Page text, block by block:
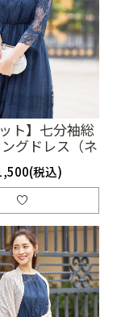
ット】七分袖総
グドレス（ネ
（SET2009）
税込)